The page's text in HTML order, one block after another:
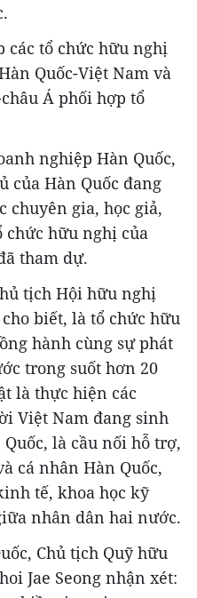
các tổ chức hữu nghị
Quốc-Việt Nam và
Á phối hợp tổ
nghiệp Hàn Quốc,
của Hàn Quốc đang
chuyên gia, học giả,
chức hữu nghị của
tham dự.
tịch Hội hữu nghị
biết, là tổ chức hữu
hành cùng sự phát
trong suốt hơn 20
là thực hiện các
Việt Nam đang sinh
là cầu nối hỗ trợ,
cá nhân Hàn Quốc,
tế, khoa học kỹ
nhân dân hai nước.
Chủ tịch Quỹ hữu
Jae Seong nhận xét: